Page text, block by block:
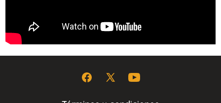
Abrir
Abrir Abrir
YouTube